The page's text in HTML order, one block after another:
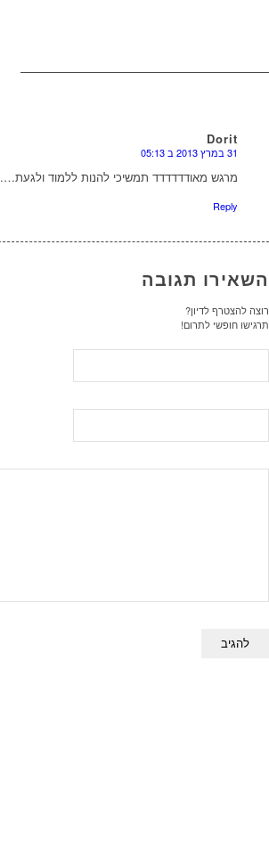
Dorit
31 במרץ 2013 ב 05:13
מרגש מאודדדדדד תמשיכי להנות ללמוד ולגעת….
Reply
השאירו תגובה
רוצה להצטרף לדיון?
תרגישו חופשי לתרום!